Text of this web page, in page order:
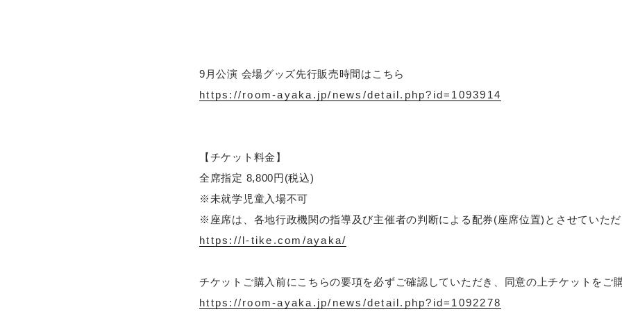
9月公演 会場グッズ先行販売時間はこちら
https://room-ayaka.jp/news/detail.php?id=1093914
【チケット料金】
全席指定 8,800円(税込)
※未就学児童入場不可
※座席は、各地行政機関の指導及び主催者の判断による配券(座席位置)とさせていただ
https://l-tike.com/ayaka/
チケットご購入前にこちらの要項を必ずご確認していただき、同意の上チケットをご
https://room-ayaka.jp/news/detail.php?id=1092278